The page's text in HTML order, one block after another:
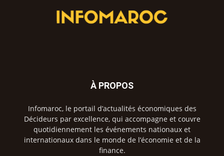
À PROPOS
Infomaroc, le portail d’actualités économiques des
Décideurs par excellence, qui accompagne et couvre
quotidiennement les événements nationaux et
internationaux dans le monde de l’économie et de la
finance.